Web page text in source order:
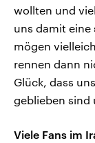
wollten und
uns damit eine
mögen
rennen dann
Glück, dass
geblieben sind
Viele Fans im